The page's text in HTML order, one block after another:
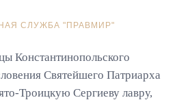
СЛУЖБА "ПРАВМИР"
Константинопольского
Святейшего Патриарха
Троицкую Сергиеву лавру,